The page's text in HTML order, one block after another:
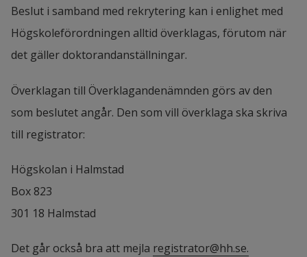
anställningen, vad du hoppas kunna bidra
med och på vilket sätt dina erfarenheter och
förmågor motsvarar de kvalifikationer som
Översiktlig merit- och tjänsteförteckning
betyg eller motsvarande komma att
efterfrågas.
separat fil.
Beslut i samband med rekrytering kan i enlighet med
Högskoleförordningen alltid överklagas, förutom när
det gäller doktorandanställningar.
Överklagan till Överklagandenämnden görs av den
som beslutet angår. Den som vill överklaga ska skriva
till registrator:
Högskolan i Halmstad
Box 823
301 18 Halmstad
Det går också bra att mejla registrator@hh.se.